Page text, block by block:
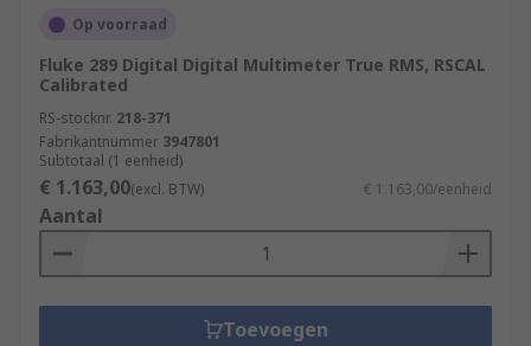
Op voorraad
Fluke 289 Digital Digital Multimeter True RMS, RSCAL
Calibrated
RS-stocknr. 218-371
Fabrikantnummer 3947801
Subtotaal (1 eenheid)
€ 1.163,00(excl. BTW) € 1.163,00/eenheid
Aantal
Toevoegen